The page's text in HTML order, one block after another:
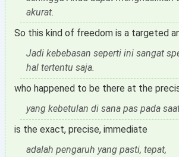
akurat.
So this kind of freedom is a targeted
Jadi kebebasan seperti ini sangat
hal tertentu saja.
who happened to be there at the
yang kebetulan di sana pas pada
is the exact, precise, immediate
adalah pengaruh yang pasti, tepat,